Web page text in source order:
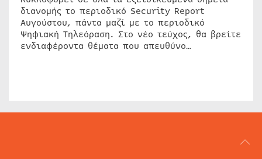
διανομής το περιοδικό Security Report
Αυγούστου, πάντα μαζί με το περιοδικό
Ψηφιακή Τηλεόραση. Στο νέο τεύχος, θα βρείτε
ενδιαφέροντα θέματα που απευθύνο…